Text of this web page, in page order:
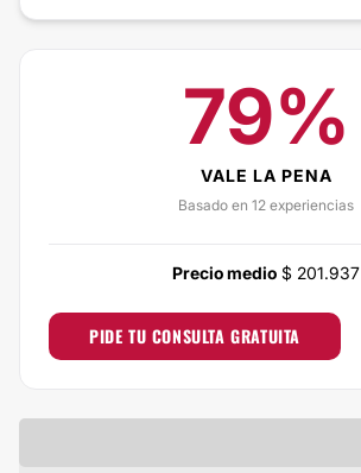
79%
VALE LA PENA
Basado en 12 experiencias
Precio medio $ 201.937
PIDE TU CONSULTA GRATUITA